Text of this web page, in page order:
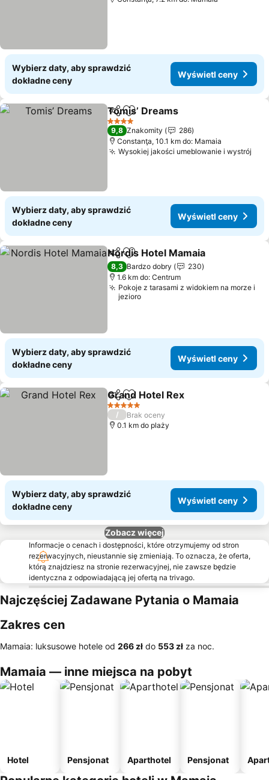
Wybierz daty, aby sprawdzić
dokładne ceny
Wyświetl ceny
Udostępnij
Dodaj do ulubionych
Tomis’ Dreams
4 Kategoria
9,8 Znakomity
286
Constanţa, 10.1 km do: Mamaia
Wysokiej jakości umeblowanie i wystrój
Wybierz daty, aby sprawdzić
dokładne ceny
Wyświetl ceny
Udostępnij
Dodaj do ulubionych
Nordis Hotel Mamaia
8,3 Bardzo dobry
230
1.6 km do: Centrum
Pokoje z tarasami z widokiem na morze i
jezioro
Wybierz daty, aby sprawdzić
dokładne ceny
Wyświetl ceny
Udostępnij
Dodaj do ulubionych
Grand Hotel Rex
5 Kategoria
/
Brak oceny
0.1 km do plaży
Wybierz daty, aby sprawdzić
dokładne ceny
Wyświetl ceny
Zobacz więcej
Informacje o cenach i dostępności, które otrzymujemy od stron
rezerwacyjnych, nieustannie się zmieniają. To oznacza, że oferta,
którą znajdziesz na stronie rezerwacyjnej, nie zawsze będzie
identyczna z odpowiadającą jej ofertą na trivago.
Najczęściej Zadawane Pytania o Mamaia
Zakres cen
Mamaia: luksusowe hotele od ‎266 zł do ‎553 zł za noc.
Mamaia — inne miejsca na pobyt
Hotel Pensjonat Aparthotel Pensjonat